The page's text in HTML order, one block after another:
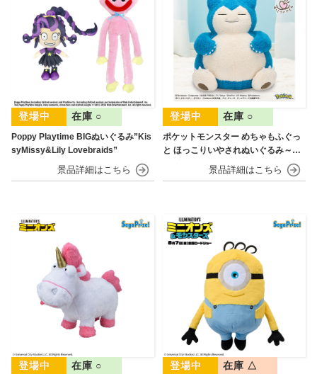
Poppy Playtime BIGぬいぐるみ”Kis
syMissy&Lily Lovebraids”
在庫 ○
ポケットモンスター めちゃもふぐっ
と ほっこりいやされぬいぐるみ～カ
在庫 ○
在庫 ○ 在庫 △